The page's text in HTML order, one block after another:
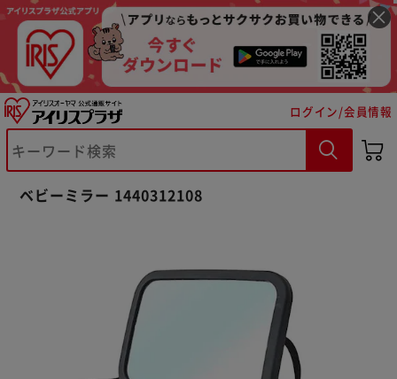
ログイン/会員情報
ベビーミラー 1440312108
※ご確認ください